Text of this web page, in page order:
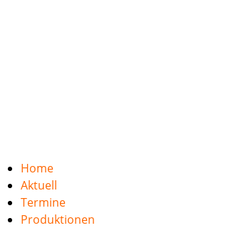
Home
Aktuell
Termine
Produktionen